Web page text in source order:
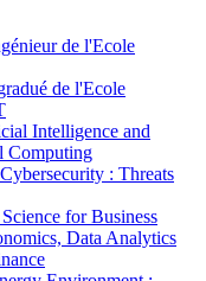
de l'Ecole
de l'Ecole
Intelligence and
Computing
: Threats
for Business
Data Analytics